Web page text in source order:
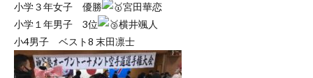
小学３年女子 優勝
宮田華恋
小学１年男子 3位
横井颯人
小4男子 ベスト8 末田凛士